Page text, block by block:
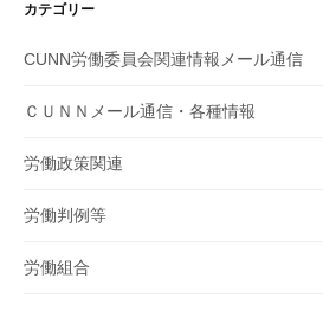
カテゴリー
CUNN労働委員会関連情報メール通信
ＣＵＮＮメール通信・各種情報
労働政策関連
労働判例等
労働組合